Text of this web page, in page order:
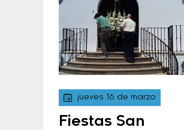
jueves 16 de marzo
Fiestas San